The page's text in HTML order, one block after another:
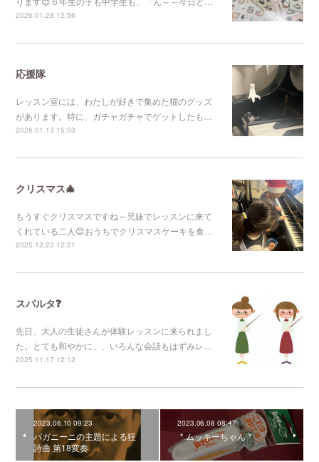
2026.01.28 12:56
応援隊
レッスン室には、わたしが好きで集めた猫のグッズ
があります。特に、ガチャガチャでゲットしたも…
2026.01.13 15:03
クリスマス🎄
もうすぐクリスマスですね～兄妹でレッスンに来て
くれている二人😊おうちでクリスマスケーキを食…
2025.12.23 12:21
スパルタ❓
先日、大人の生徒さんが体験レッスンに来られまし
た。とても和やかに、、いろんな会話もはずみレ…
2025.11.17 12:12
2023.06.10 09:23
パガニーニの主題による狂
詩曲 第18変奏
2023.06.08 08:47
＂ムッキーちゃん＂